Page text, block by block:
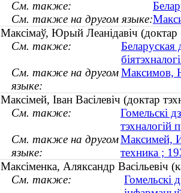
См. также:
См. также на другом языке:
Максімаў, Юрый Леанідавіч
См. также:
Беларуская
См. также на другом
языке:
Максимов,
Максімей, Іван Васілевіч (доктар
См. также:
Гомельскі
тэхналогій
См. также на другом
языке:
Максимей,
техника ;
Максіменка, Аляксандр Васільевіч
См. также:
Гомельскі